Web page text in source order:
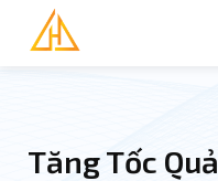
Nhảy đến nội dung
Tăng Tốc